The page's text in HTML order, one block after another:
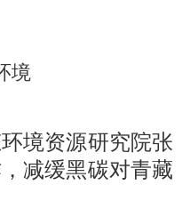
境
境资源研究院张
减缓黑碳对青藏